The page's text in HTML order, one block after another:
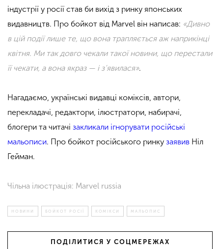
індустрії у росії став би вихід з ринку японських
видавництв. Про бойкот від Marvel він написав: «Дивно
в цій події лише те, що вона трапляється аж наприкінці
квітня. Ми так довго чекали такої новини, що перестали
її чекати, а вона якраз — і з’явилася».
Нагадаємо, українські видавці коміксів, автори,
перекладачі, редактори, ілюстратори, набирачі,
блогери та читачі закликали ігнорувати російські
мальописи. Про бойкот російського ринку заявив Ніл
Гейман.
Чільна ілюстрація: Marvel russia
НОВИНИ БОЙКОТ РОСІЇ КОМІКСИ МАЛЬОПИС
ПОДІЛИТИСЯ У СОЦМЕРЕЖАХ